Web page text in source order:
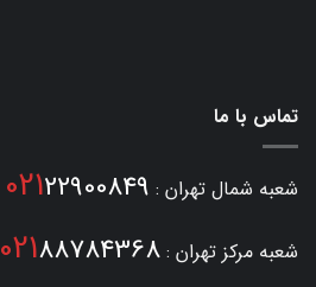
تماس با ما
شعبه شمال تهران : 02122900849
شعبه مرکز تهران : 02188784368